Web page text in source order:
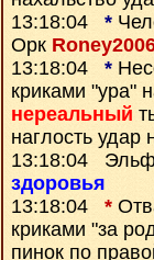
13:18:04 *
Орк
13:18:04 *
криками "ура"
нереальный
наглость удар
13:18:04 Эльф
здоровья
13:18:04 *
криками "за
пинок по